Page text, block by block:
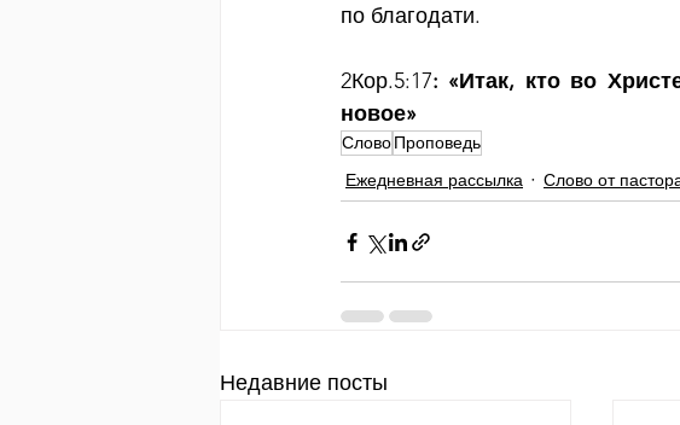
по благодати.
2Кор.5:17: «Итак, кто во
новое»
СловоПроповедь
Ежедневная рассылка
Слово от
Недавние посты